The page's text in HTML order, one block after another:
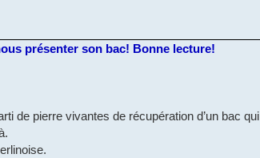
présenter son bac! Bonne lecture!
de pierre vivantes de récupération d’un bac qui